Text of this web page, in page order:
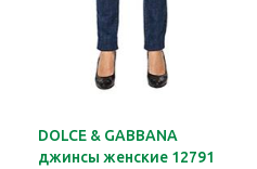
DOLCE & GABBANA
джинсы женские 12791